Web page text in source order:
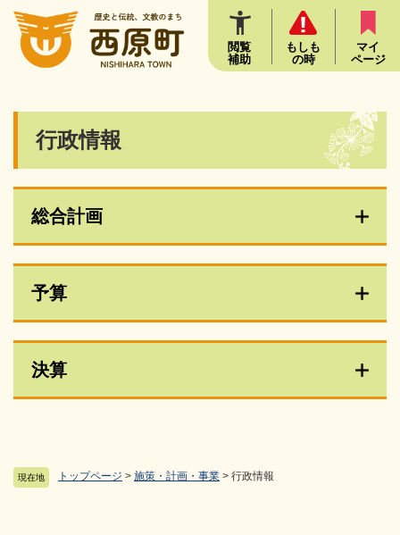
メニューを飛ばして本文へ
閲覧
補助
もしも
の時
マイ
ページ
現在地 トップページ > 施策・計画・事業 > 行政情報
行政情報
総合計画
予算
決算